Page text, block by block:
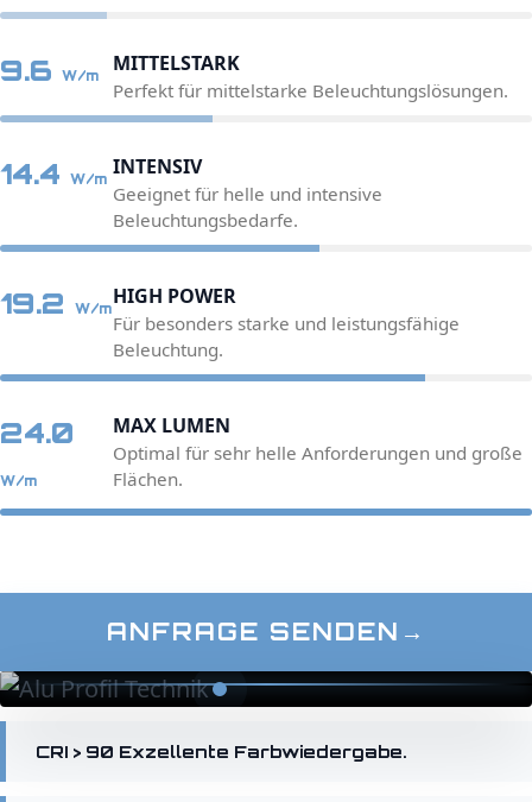
9.6 W/m MITTELSTARK
Perfekt für mittelstarke Beleuchtungslösungen.
14.4 W/m INTENSIV
Geeignet für helle und intensive
Beleuchtungsbedarfe.
19.2 W/mHIGH POWER
Für besonders starke und leistungsfähige
Beleuchtung.
24.0
W/m
MAX LUMEN
Optimal für sehr helle Anforderungen und große
Flächen.
ANFRAGE SENDEN →
CRI > 90 Exzellente Farbwiedergabe.